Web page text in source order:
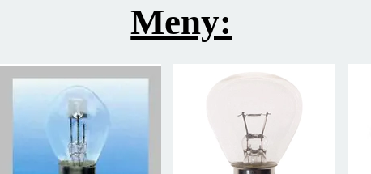
Meny: